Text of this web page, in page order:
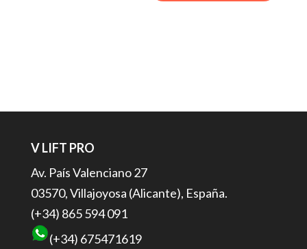
V LIFT PRO
Av. País Valenciano 27
03570, Villajoyosa (Alicante), España.
(+34) 865 594 091
(+34) 675471619